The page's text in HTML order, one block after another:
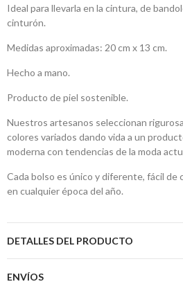
Ideal para llevarla en la cintura, de
cinturón.
Medidas aproximadas: 20 cm x 13 cm.
Hecho a mano.
Producto de piel sostenible.
Nuestros artesanos seleccionan
colores variados dando vida a un
moderna con tendencias de la moda
Cada bolso es único y diferente, fácil de
en cualquier época del año.
DETALLES DEL PRODUCTO
ENVÍOS